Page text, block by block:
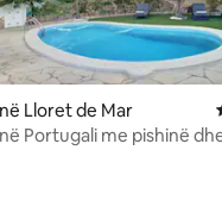
nga 5, 93 vlerësime
Lloret de Mar
Portugali me pishinë